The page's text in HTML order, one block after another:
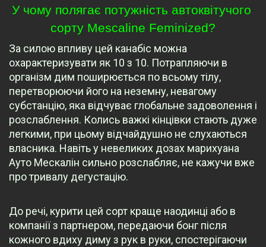
У чому полягає потужність автоквітучого
сорту Mescaline Feminized?
За силою впливу цей канабіс можна
охарактеризувати як 10 з 10. Потрапляючи в
організм дим поширюється по всьому тілу,
перетворюючи його на неземну, невагому
субстанцію, яка відчуває глобальне задоволення і
розслаблення. Колись важкі кінцівки стають дуже
легкими, при цьому відчайдушно не слухаються
власника. Навіть у невеликих дозах марихуана
Ауто Мескалін сильно розслабляє, не кажучи вже
про тривалу дегустацію.
До речі, курити цей сорт краще наодинці або в
компанії з партнером, передаючи бонг після
кожного вдиху диму з рук в руки, спостерігаючи